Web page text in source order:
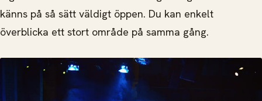
känns på så sätt väldigt öppen. Du kan enkelt
överblicka ett stort område på samma gång.